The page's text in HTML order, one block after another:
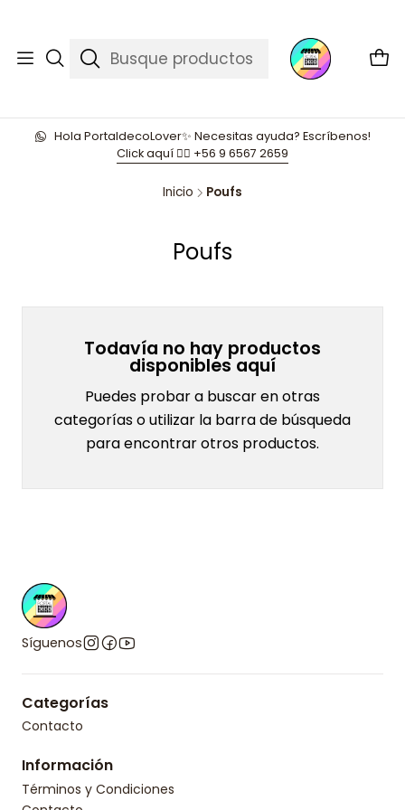
Hola PortaldecoLover✨ Necesitas ayuda? Escríbenos!
Click aquí 👉🏼 +56 9 6567 2659
Inicio Poufs
Poufs
Todavía no hay productos
disponibles aquí
Puedes probar a buscar en otras
categorías o utilizar la barra de búsqueda
para encontrar otros productos.
Síguenos
Categorías
Contacto
Información
Términos y Condiciones